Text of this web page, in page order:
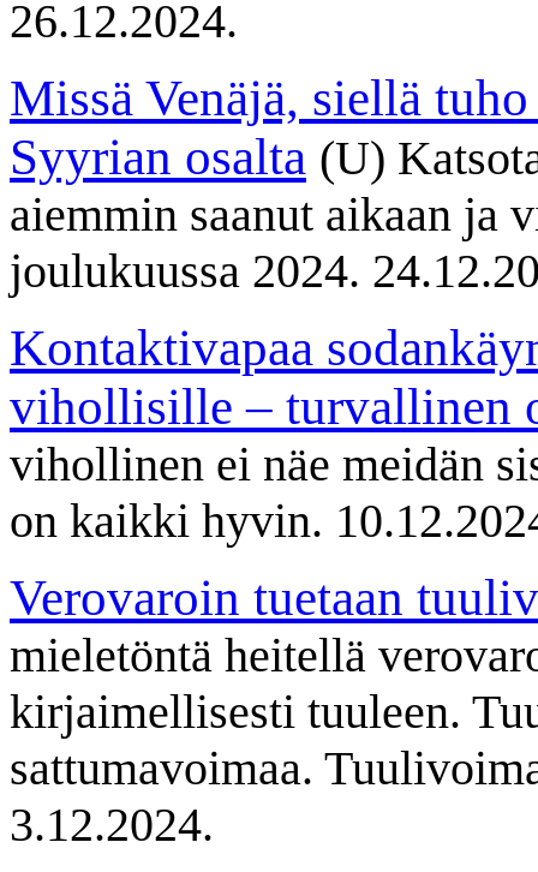
26.12.2024.
Missä Venäjä, siellä
Syyrian osalta (U)
aiemmin saanut aikaan ja
joulukuussa 2024.
Kontaktivapaa
vihollisille – turvallinen
vihollinen ei näe meidän
on kaikki hyvin.
Verovaroin tuetaan
mieletöntä heitellä
kirjaimellisesti tuuleen.
sattumavoimaa.
3.12.2024.